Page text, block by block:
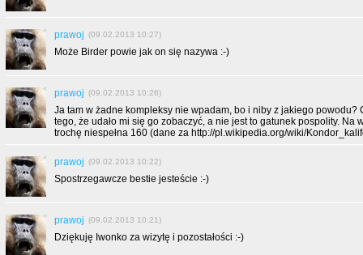
prawoj (09.02.2013 10:27)
Może Birder powie jak on się nazywa :-)
prawoj (09.02.2013 10:26)
Ja tam w żadne kompleksy nie wpadam, bo i niby z jakiego powodu?
tego, że udało mi się go zobaczyć, a nie jest to gatunek pospolity. Na
trochę niespełna 160 (dane za http://pl.wikipedia.org/wiki/
prawoj (09.02.2013 10:22)
Spostrzegawcze bestie jesteście :-)
prawoj (09.02.2013 10:21)
Dziękuję Iwonko za wizytę i pozostałości :-)